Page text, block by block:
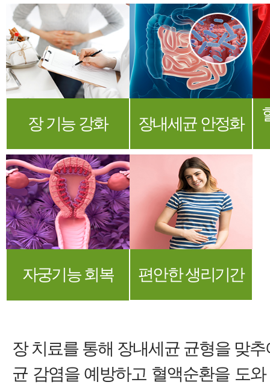
장 기능 강화 장내세균 안정화
자궁기능 회복 편안한 생리기간
장 치료를 통해 장내세균 균형을 맞
균 감염을 예방하고 혈액순환을 도